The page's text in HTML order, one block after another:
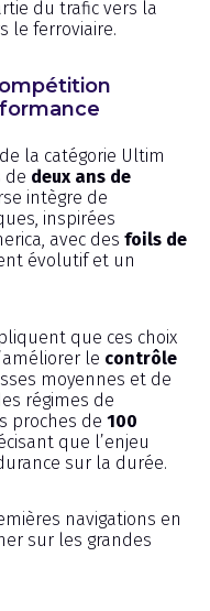
du trafic vers la
le ferroviaire.
la catégorie Ultim
de deux ans de
intègre de
inspirées
avec des foils de
évolutif et un
que ces choix
le contrôle
moyennes et de
régimes de
proches de 100
que l’enjeu
sur la durée.
navigations en
sur les grandes